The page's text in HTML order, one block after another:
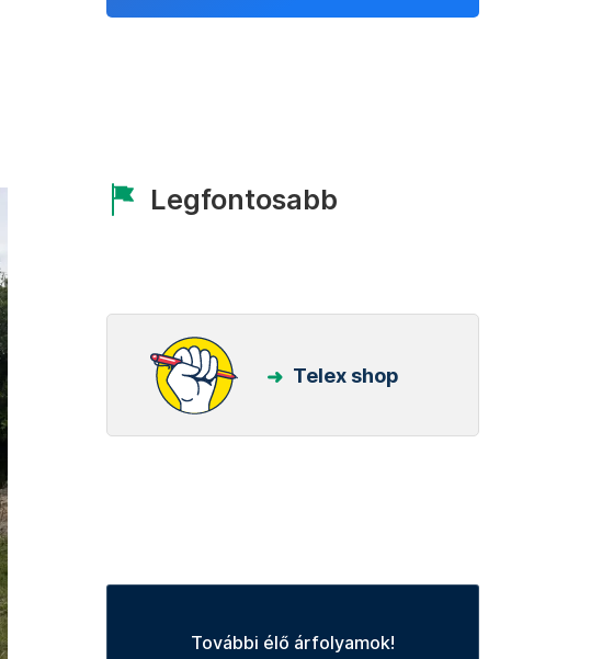
Legfontosabb
Telex shop
További élő árfolyamok!